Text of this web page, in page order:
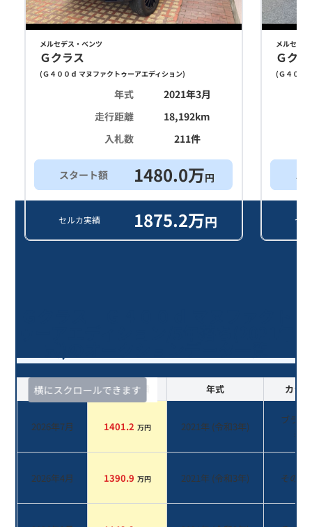
メルセデス・ベンツ
Ｇクラス
(Ｇ４００ｄ マヌファクトゥーアエディション)
年式
2021年3月
走行距離
18,192km
入札数
211件
スタート額 1480.0万円
セルカ実績 1875.2万円
メルセデ
Ｇク
(Ｇ４００
ス
セ
横にスクロールできます
査定時期 セルカ実績 年式 カラー
2026年7月 1401.2 万円 2021年 (令和3年)
ブラッ
系
2026年4月 1390.9 万円 2021年 (令和3年) その他